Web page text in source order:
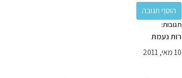
תגובות:
רות נעמת
10 מאי, 2011